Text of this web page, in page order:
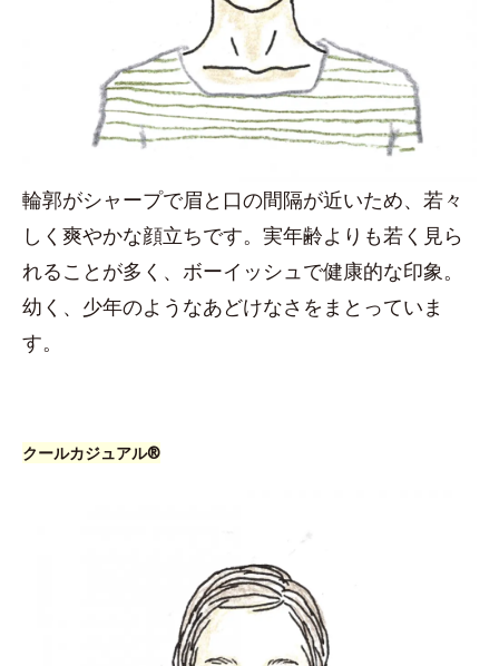
輪郭がシャープで眉と口の間隔が近いため、若々
しく爽やかな顔立ちです。実年齢よりも若く見ら
れることが多く、ボーイッシュで健康的な印象。
幼く、少年のようなあどけなさをまとっていま
す。
クールカジュアル®